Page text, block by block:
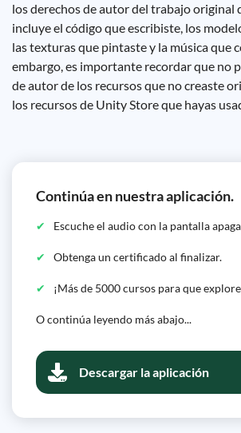
los derechos de autor del trabajo original
incluye el código que escribiste, los
las texturas que pintaste y la música que
embargo, es importante recordar que no
de autor de los recursos que no creaste
los recursos de Unity Store que hayas
Continúa en nuestra aplicación.
Escuche el audio con la pantalla
Obtenga un certificado al finalizar.
¡Más de 5000 cursos para que
O continúa leyendo más abajo...
Descargar la aplicación